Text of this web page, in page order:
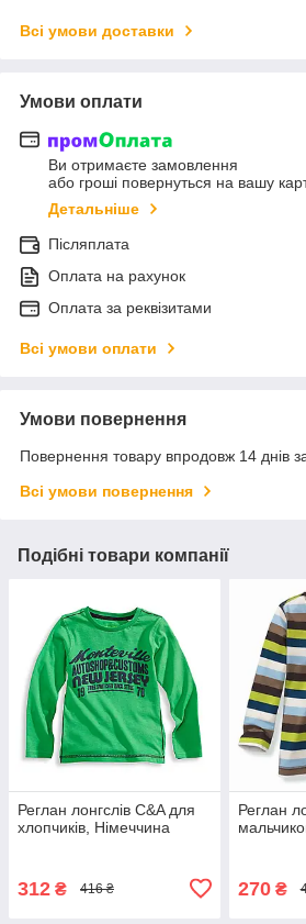
Всі умови доставки
Умови оплати
Ви отримаєте замовлення
або гроші повернуться на вашу
Детальніше
Післяплата
Оплата на рахунок
Оплата за реквізитами
Всі умови оплати
Умови повернення
Повернення товару впродовж 14 днів
Всі умови повернення
Подібні товари компанії
Реглан лонгслів C&A для
хлопчиків, Німеччина
312 ₴ 416 ₴
Реглан
270₴